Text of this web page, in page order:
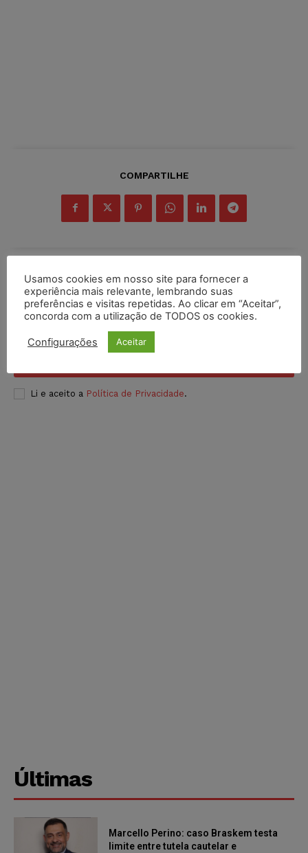
COMPARTILHE
Inscreva-se
Li e aceito a Política de Privacidade.
Últimas
Marcello Perino: caso Braskem testa
limite entre tutela cautelar e
Usamos cookies em nosso site para fornecer a
experiência mais relevante, lembrando suas
preferências e visitas repetidas. Ao clicar em “Aceitar”,
concorda com a utilização de TODOS os cookies.
Configurações Aceitar